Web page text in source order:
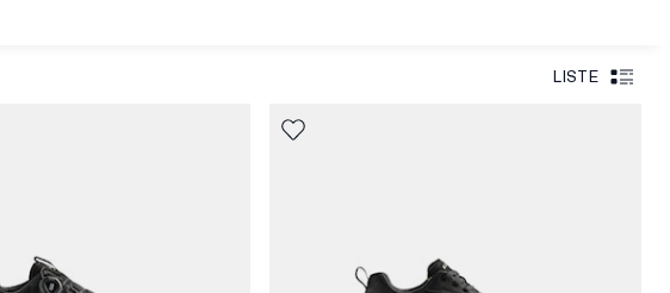
LISTE